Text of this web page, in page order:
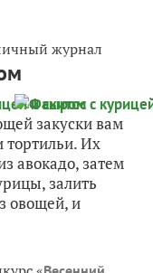
журнал
закуски вам
тортильи. Их
авокадо, затем
залить
овощей, и